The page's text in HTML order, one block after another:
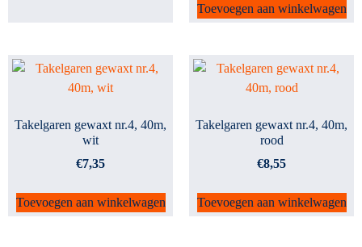
Toevoegen aan winkelwagen
Takelgaren gewaxt nr.4, 40m,
wit
€7,35
Toevoegen aan winkelwagen
Takelgaren gewaxt nr.4, 40m,
rood
€8,55
Toevoegen aan winkelwagen